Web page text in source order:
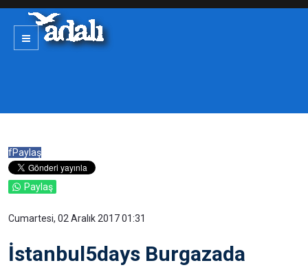
fPaylaş
Paylaş
Cumartesi, 02 Aralık 2017 01:31
İstanbul5days Burgazada